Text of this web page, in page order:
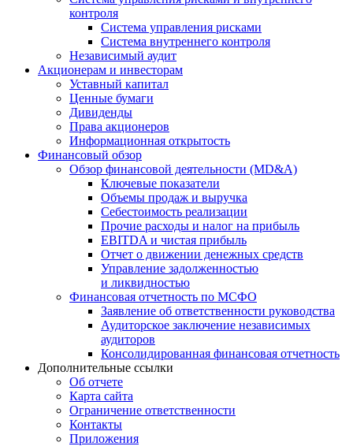
контроля
Система управления рисками
Система внутреннего контроля
Независимый аудит
Акционерам и инвесторам
Уставный капитал
Ценные бумаги
Дивиденды
Права акционеров
Информационная открытость
Финансовый обзор
Обзор финансовой деятельности (MD&A)
Ключевые показатели
Объемы продаж и выручка
Себестоимость реализации
Прочие расходы и налог на прибыль
EBITDA и чистая прибыль
Отчет о движении денежных средств
Управление задолженностью
и ликвидностью
Финансовая отчетность по МСФО
Заявление об ответственности руководства
Аудиторское заключение независимых
аудиторов
Консолидированная финансовая отчетность
Дополнительные ссылки
Об отчете
Карта сайта
Ограничение ответственности
Контакты
Приложения